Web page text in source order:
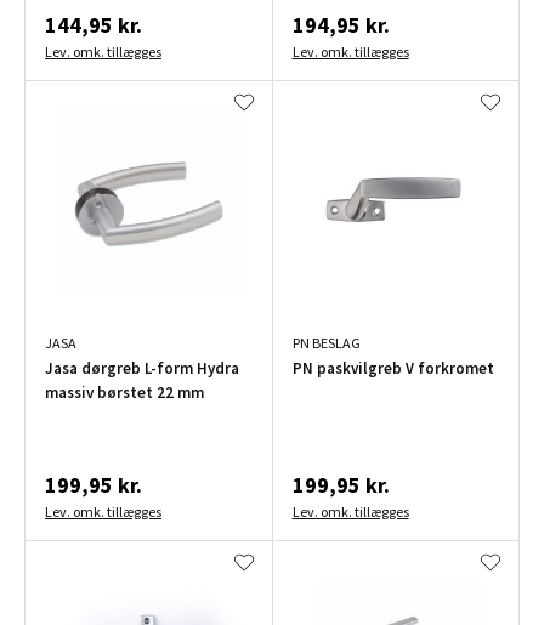
144,95 kr.
Lev. omk. tillægges
194,95 kr.
Lev. omk. tillægges
JASA
Jasa dørgreb L-form Hydra
massiv børstet 22 mm
199,95 kr.
Lev. omk. tillægges
PN BESLAG
PN paskvilgreb V forkromet
199,95 kr.
Lev. omk. tillægges